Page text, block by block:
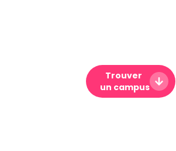
Trouver
un campus